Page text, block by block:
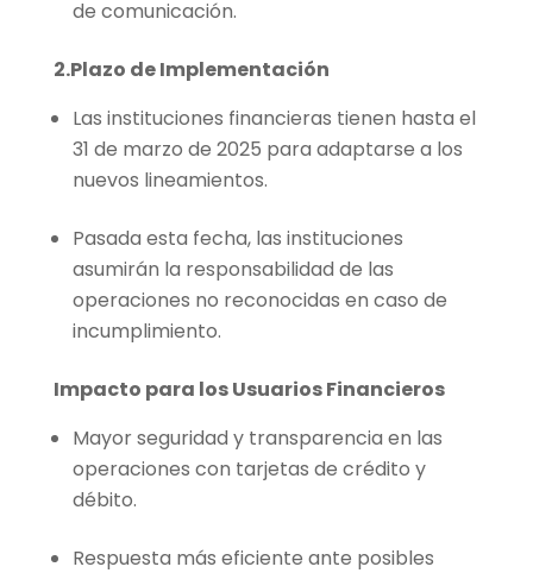
de comunicación.
2.Plazo de Implementación
Las instituciones financieras tienen hasta el
31 de marzo de 2025 para adaptarse a los
nuevos lineamientos.
Pasada esta fecha, las instituciones
asumirán la responsabilidad de las
operaciones no reconocidas en caso de
incumplimiento.
Impacto para los Usuarios Financieros
Mayor seguridad y transparencia en las
operaciones con tarjetas de crédito y
débito.
Respuesta más eficiente ante posibles